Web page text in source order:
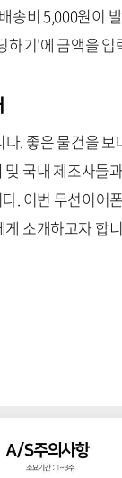
송비 5,000원이
하기'에 금액을 입
. 좋은 물건을 보
국내 제조사들
. 이번 무선이어
소개하고자 합